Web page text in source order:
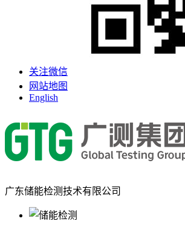
关注微信
网站地图
English
广东储能检测技术有限公司